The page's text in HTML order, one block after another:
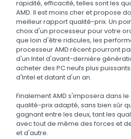
rapidité, efficacité, telles sont les
AMD. Il est moins cher et propose
meilleur rapport qualité-prix. Un
choix d'un processeur pour votre
que loin d'être ridicules, les
processeur AMD récent pourront
d'un Intel d'avant-dernière
acheter des PC neufs plus
d'Intel et datant d'un an.
Finalement AMD s'imposera dans
qualité-prix adapté, sans bien sûr
gagnant entre les deux, tant les
avec tout de même des forces et
et d'autre.